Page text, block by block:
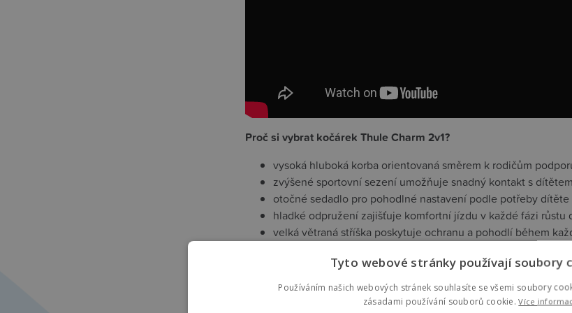
Proč si vybrat kočárek Thule Charm 2v1?
vysoká hluboká korba orientovaná směrem k rodičům
zvýšené sportovní sezení umožňuje snadný kontakt s
otočné sedadlo pro pohodlné nastavení podle potřeby
hladké odpružení zajišťuje komfortní jízdu v každé fázi růstu
velká větraná stříška poskytuje ochranu a pohodlí během
prostorný úložný koš s nosností 15 kg nabízí dostatek místa
snadné skládání do samostatně stojící polohy pro pohodlné
nastavitelná rukojeť v 6 pozicích pro pohodlné vedení
Tyto webové stránky používají soubory
Používáním našich webových stránek souhlasíte se všemi soubory
zásadami používání souborů cookie.Více